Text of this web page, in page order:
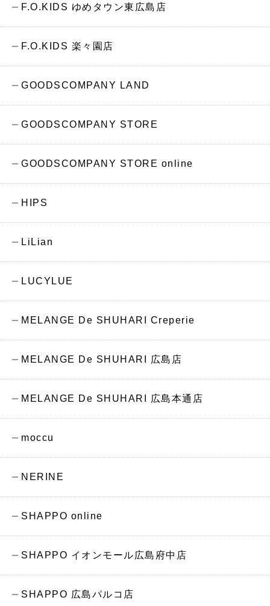
F.O.KIDS ゆめタウン東広島店
F.O.KIDS 楽々園店
GOODSCOMPANY LAND
GOODSCOMPANY STORE
GOODSCOMPANY STORE online
HIPS
LiLian
LUCYLUE
MELANGE De SHUHARI Creperie
MELANGE De SHUHARI 広島店
MELANGE De SHUHARI 広島本通店
moccu
NERINE
SHAPPO online
SHAPPO イオンモール広島府中店
SHAPPO 広島パルコ店